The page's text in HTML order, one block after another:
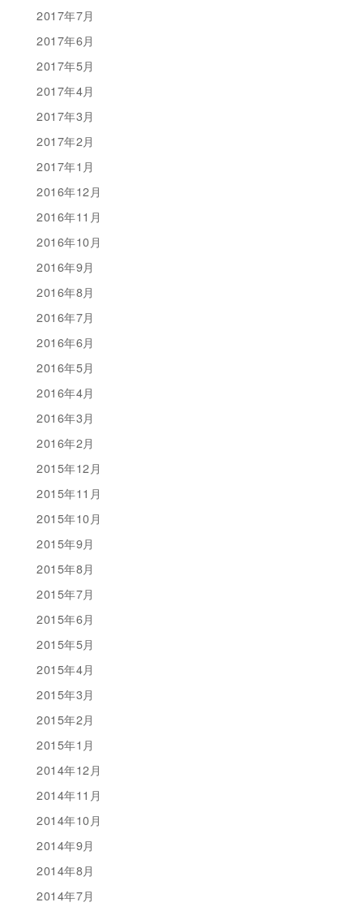
2017年7月
2017年6月
2017年5月
2017年4月
2017年3月
2017年2月
2017年1月
2016年12月
2016年11月
2016年10月
2016年9月
2016年8月
2016年7月
2016年6月
2016年5月
2016年4月
2016年3月
2016年2月
2015年12月
2015年11月
2015年10月
2015年9月
2015年8月
2015年7月
2015年6月
2015年5月
2015年4月
2015年3月
2015年2月
2015年1月
2014年12月
2014年11月
2014年10月
2014年9月
2014年8月
2014年7月